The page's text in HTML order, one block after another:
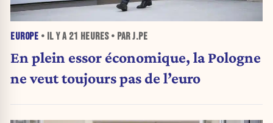
EUROPE • IL Y A 21 HEURES• PAR J.PE
En plein essor économique, la Pologne
ne veut toujours pas de l’euro